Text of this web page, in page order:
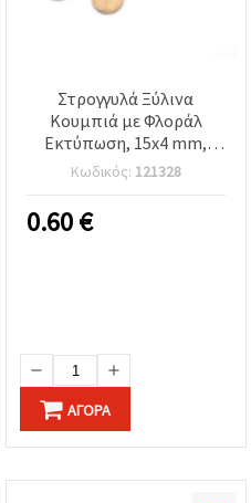
Στρογγυλά Ξύλινα
Κουμπιά με Φλοράλ
Εκτύπωση, 15x4 mm,
Οπή: 2 mm, Ανάμεικτα -
20 τεμ.
Κωδικός: 121328
0.60€
ΑΓΟΡΆ